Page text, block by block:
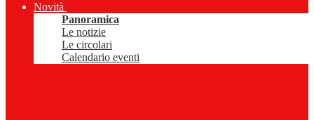
Novità
Panoramica
Le notizie
Le circolari
Calendario eventi